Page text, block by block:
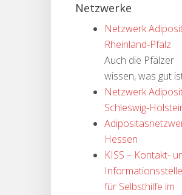
Netzwerke
Netzwerk
Rheinland-Pfalz
Auch die Pfälzer
wissen, was gut
Netzwerk
Schleswig-
Hessen
KISS – Kontakt-
Informationsstelle
für Selbsthilfe im